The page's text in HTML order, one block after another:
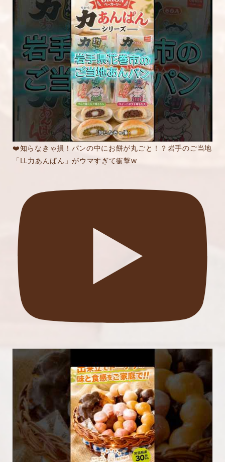
❤️知らなきゃ損！パンの中にお餅が丸ごと！？岩手のご当地
「LL力あんぱん」がウマすぎて衝撃w